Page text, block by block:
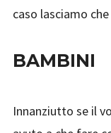
caso lasciamo
BAMBINI
Innanziutto se il